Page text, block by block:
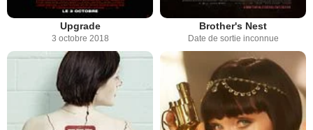
Upgrade
3 octobre 2018
Brother's Nest
Date de sortie inconnue